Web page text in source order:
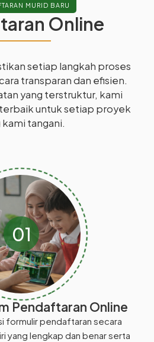
MURID BARU
Online
setiap langkah proses
transparan dan efisien.
yang terstruktur, kami
untuk setiap proyek
kami tangani.
01
Pendaftaran Online
formulir pendaftaran secara
yang lengkap dan benar serta